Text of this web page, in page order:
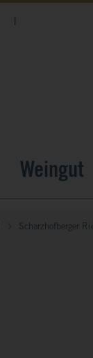
Weingut
Scharzhofberger